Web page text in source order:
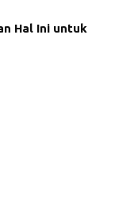
Hal Ini untuk